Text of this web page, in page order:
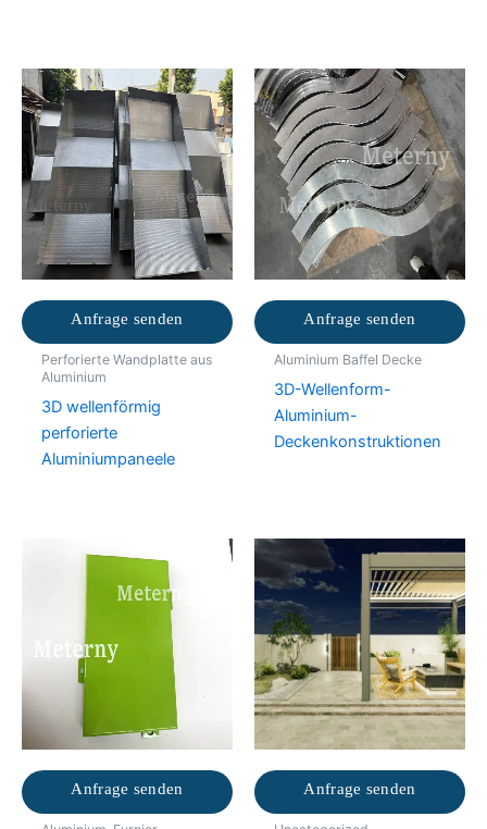
Anfrage senden
Perforierte Wandplatte aus
Aluminium
3D wellenförmig
perforierte
Aluminiumpaneele
Anfrage senden
Aluminium Baffel Decke
3D-Wellenform-
Aluminium-
Deckenkonstruktionen
Anfrage senden Anfrage senden